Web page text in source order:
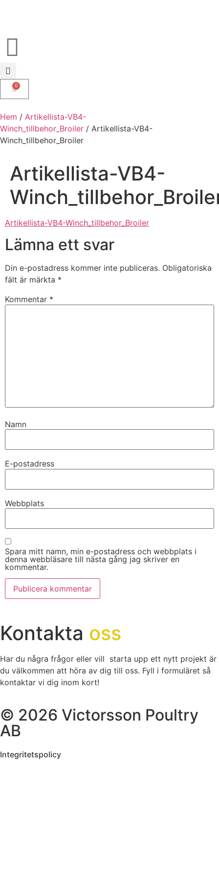
0
Hem / Artikellista-VB4-
Winch_tillbehor_Broiler / Artikellista-VB4-
Winch_tillbehor_Broiler
Artikellista-VB4-
Artikellista-VB4-Winch_tillbehor_Broiler
Lämna ett svar
Din e-postadress kommer inte publiceras. Obligatoriska
fält är märkta *
Kommentar *
Namn
E-postadress
Webbplats
Spara mitt namn, min e-postadress och webbplats i
denna webbläsare till nästa gång jag skriver en
kommentar.
Kontakta oss
Har du några frågor eller vill starta upp ett nytt projekt är
du välkommen att höra av dig till oss. Fyll i formuläret så
kontaktar vi dig inom kort!
© 2026 Victorsson Poultry
AB
Integritetspolicy